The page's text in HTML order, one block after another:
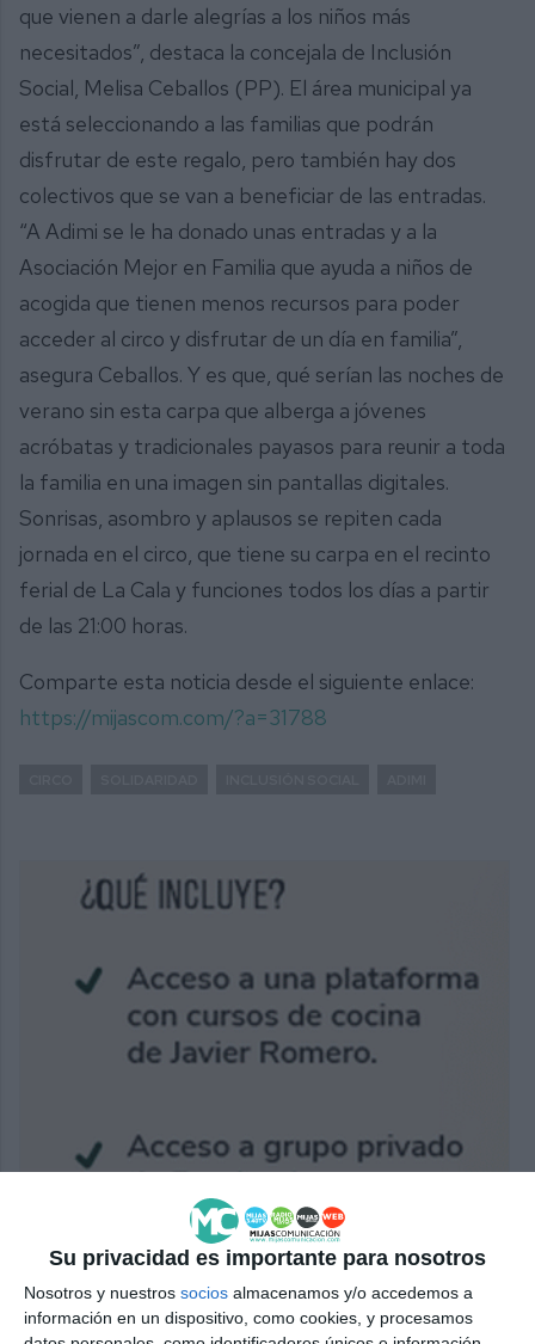
Su privacidad es importante para nosotros
Nosotros y nuestros socios almacenamos y/o accedemos a
información en un dispositivo, como cookies, y procesamos
que vienen a darle alegrías a los niños más
necesitados”, destaca la concejala de Inclusión
Social, Melisa Ceballos (PP). El área municipal ya
está seleccionando a las familias que podrán
disfrutar de este regalo, pero también hay dos
colectivos que se van a beneficiar de las entradas.
“A Adimi se le ha donado unas entradas y a la
Asociación Mejor en Familia que ayuda a niños de
acogida que tienen menos recursos para poder
acceder al circo y disfrutar de un día en familia”,
asegura Ceballos. Y es que, qué serían las noches de
verano sin esta carpa que alberga a jóvenes
acróbatas y tradicionales payasos para reunir a toda
la familia en una imagen sin pantallas digitales.
Sonrisas, asombro y aplausos se repiten cada
jornada en el circo, que tiene su carpa en el recinto
ferial de La Cala y funciones todos los días a partir
de las 21:00 horas.
Comparte esta noticia desde el siguiente enlace:
https://mijascom.com/?a=31788